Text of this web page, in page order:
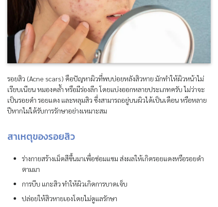
รอยสิว (Acne scars) คือปัญหาผิวที่พบบ่อยหลังสิวหาย มักทำให้ผิวหน้าไม่
เรียบเนียน หมองคล้ำ หรือมีร่องลึก โดยแบ่งออกหลายประเภทครับ ไม่ว่าจะ
เป็นรอยดำ รอยแดง และหลุมสิว ซึ่งสามารถอยู่บนผิวได้เป็นเดือน หรือหลาย
ปีหากไม่ได้รับการรักษาอย่างเหมาะสม
สาเหตุของรอยสิว
ร่างกายสร้างเม็ดสีขึ้นมาเพื่อซ่อมแซม ส่งผลให้เกิดรอยแดงหรือรอยดำ
ตามมา
การบีบ แกะสิว ทำให้ผิวเกิดการบาดเจ็บ
ปล่อยให้สิวหายเองโดยไม่ดูแลรักษา